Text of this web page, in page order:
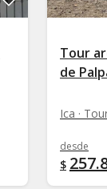
Tour
de
Ica ·
desde
$